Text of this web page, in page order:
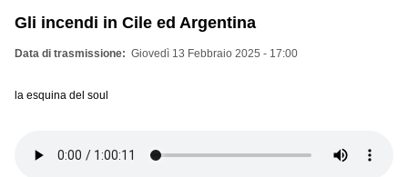
Gli incendi in Cile ed Argentina
Data di trasmissione Giovedì 13 Febbraio 2025 - 17:00
la esquina del soul